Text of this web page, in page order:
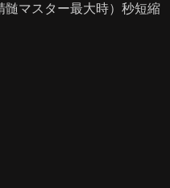
髄マスター最大時）秒短縮